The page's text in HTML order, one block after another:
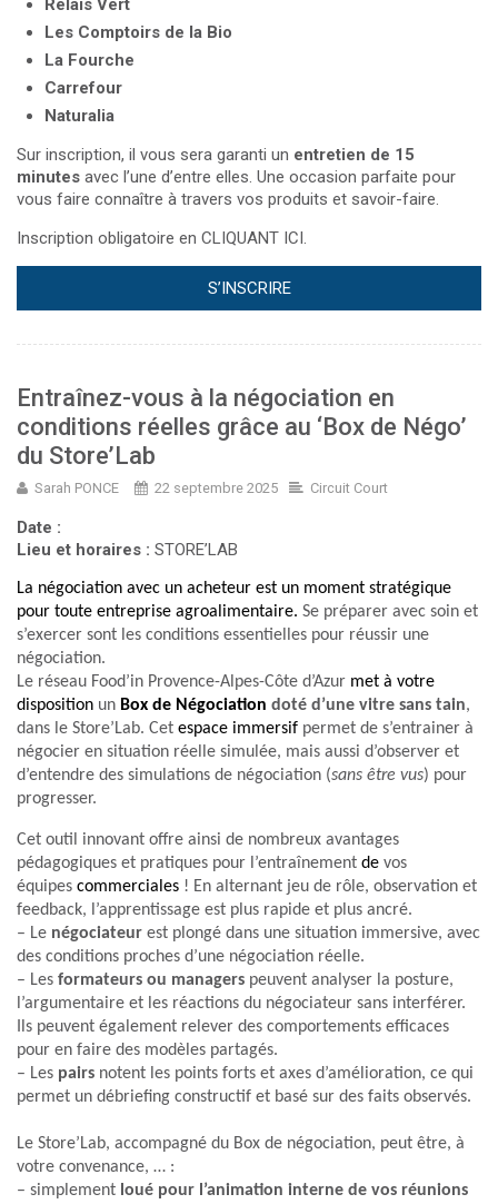
Relais Vert
Les Comptoirs de la Bio
La Fourche
Carrefour
Naturalia
Sur inscription, il vous sera garanti un entretien de 15
minutes avec l’une d’entre elles. Une occasion parfaite pour
vous faire connaître à travers vos produits et savoir-faire.
Inscription obligatoire en CLIQUANT ICI.
S’INSCRIRE
Entraînez-vous à la négociation en
conditions réelles grâce au ‘Box de Négo’
du Store’Lab
Sarah PONCE 22 septembre 2025 Circuit Court
Date :
Lieu et horaires : STORE’LAB
La négociation avec un acheteur est un moment stratégique
pour toute entreprise agroalimentaire. Se préparer avec soin et
s’exercer sont les conditions essentielles pour réussir une
négociation.
Le réseau Food’in Provence-Alpes-Côte d’Azur met à votre
disposition un Box de Négociation doté d’une vitre sans tain,
dans le Store’Lab. Cet espace immersif permet de s’entrainer à
négocier en situation réelle simulée, mais aussi d’observer et
d’entendre des simulations de négociation (sans être vus) pour
progresser.
Cet outil innovant offre ainsi de nombreux avantages
pédagogiques et pratiques pour l’entraînement de vos
équipes commerciales ! En alternant jeu de rôle, observation et
feedback, l’apprentissage est plus rapide et plus ancré.
– Le négociateur est plongé dans une situation immersive, avec
des conditions proches d’une négociation réelle.
– Les formateurs ou managers peuvent analyser la posture,
l’argumentaire et les réactions du négociateur sans interférer.
Ils peuvent également relever des comportements efficaces
pour en faire des modèles partagés.
– Les pairs notent les points forts et axes d’amélioration, ce qui
permet un débriefing constructif et basé sur des faits observés.
Le Store’Lab, accompagné du Box de négociation, peut être, à
votre convenance, … :
– simplement loué pour l’animation interne de vos réunions